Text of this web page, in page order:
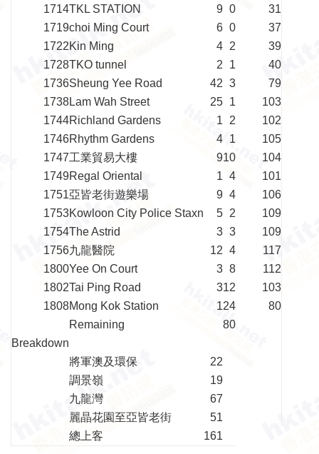
1714TKL STATION 9 0
31
1719choi Ming Court 6 0
37
1722Kin Ming 4 2
39
1728TKO tunnel 2 1
40
1736Sheung Yee Road 42 3
79
1738Lam Wah Street 25 1
103
1744Richland Gardens 1 2
102
1746Rhythm Gardens 4 1
105
1747工業貿易大樓 910
104
1749Regal Oriental 1 4
101
1751亞皆老街遊樂場 9 4
106
1753Kowloon City Police Staxn 5 2
109
1754The Astrid 3 3
109
1756九龍醫院 12 4
117
1800Yee On Court 3 8
112
1802Tai Ping Road 312
103
1808Mong Kok Station 124
80
Remaining
80
Breakdown
將軍澳及環保
22
調景嶺
19
九龍灣
67
麗晶花園至亞皆老街
51
總上客
161